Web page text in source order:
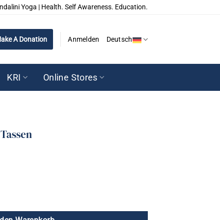
Yoga | Health. Self Awareness. Education.
A Donation Anmelden Deutsch
KRI Online Stores